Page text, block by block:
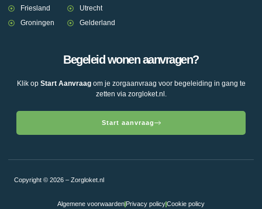
Friesland
Groningen
Utrecht
Gelderland
Begeleid wonen aanvragen?
Klik op Start Aanvraagom je zorgaanvraag voor begeleiding in gang te
zetten via zorgloket.nl.
Start aanvraag
Copyright © 2026 – Zorgloket.nl
Algemene voorwaarden Privacy policyCookie policy